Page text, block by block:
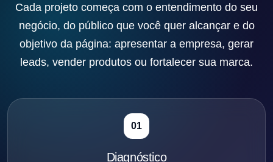
Cada projeto começa com o entendimento do seu
negócio, do público que você quer alcançar e do
objetivo da página: apresentar a empresa, gerar
leads, vender produtos ou fortalecer sua marca.
01
Diagnóstico